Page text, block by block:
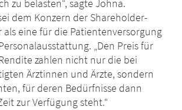
zu belasten“, sagte Johna.
dem Konzern der Shareholder-
als eine für die Patientenversorgung
„Den Preis für
zahlen nicht nur die bei
Ärztinnen und Ärzte, sondern
für deren Bedürfnisse dann
zur Verfügung steht.“